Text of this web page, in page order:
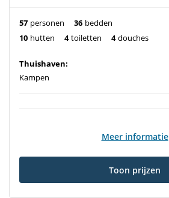
57 personen 36 bedden
10 hutten 4 toiletten 4 douches
Thuishaven:
Kampen
Meer informatie
Toon prijzen